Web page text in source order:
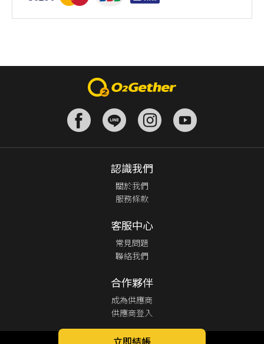
立即結帳
認識我們
關於我們
服務條款
客服中心
常見問題
聯絡我們
合作夥伴
成為供應商
供應商登入